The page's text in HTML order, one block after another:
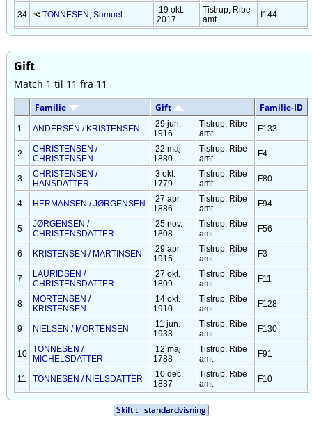
34 TONNESEN, Samuel
19 okt.
2017
Tistrup, Ribe
amt
I144
Gift
Match 1 til 11 fra 11
Familie Gift Familie-ID
1 ANDERSEN / KRISTENSEN
29 jun.
1916
Tistrup, Ribe
amt
F133
2
CHRISTENSEN /
CHRISTENSEN
22 maj
1880
Tistrup, Ribe
amt
F4
3
CHRISTENSEN /
HANSDATTER
3 okt.
1779
Tistrup, Ribe
amt
F80
4 HERMANSEN / JØRGENSEN
27 apr.
1886
Tistrup, Ribe
amt
F94
5
JØRGENSEN /
CHRISTENSDATTER
25 nov.
1808
Tistrup, Ribe
amt
F56
6 KRISTENSEN / MARTINSEN
29 apr.
1915
Tistrup, Ribe
amt
F3
7
LAURIDSEN /
CHRISTENSDATTER
27 okt.
1809
Tistrup, Ribe
amt
F11
8
MORTENSEN /
KRISTENSEN
14 okt.
1910
Tistrup, Ribe
amt
F128
9 NIELSEN / MORTENSEN
11 jun.
1933
Tistrup, Ribe
amt
F130
10 TONNESEN /
MICHELSDATTER
12 maj
1788
Tistrup, Ribe
amt
F91
11 TONNESEN / NIELSDATTER
10 dec.
1837
Tistrup, Ribe
amt
F10
Skift til standardvisning